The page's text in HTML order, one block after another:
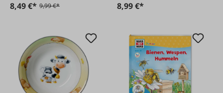
8,49 €* 9,99 €* 8,99 €*